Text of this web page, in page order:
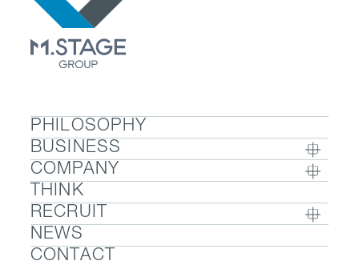
PHILOSOPHY
BUSINESS
BUSINESS TOP
- ウェルビーイング
- 医療人材
- 医業承継M&A
COMPANY
COMPANY TOP / グループ代表挨拶・会社概
要
- グループ企業一覧・事業拠点
THINK
RECRUIT
RECRUIT TOP
NEWS
CONTACT